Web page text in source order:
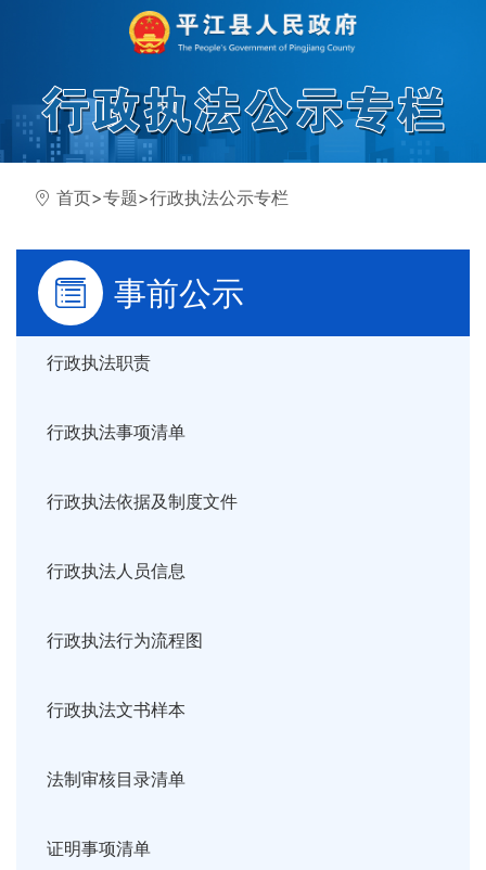
首页>专题>行政执法公示专栏
事前公示
行政执法职责
行政执法事项清单
行政执法依据及制度文件
行政执法人员信息
行政执法行为流程图
行政执法文书样本
法制审核目录清单
证明事项清单